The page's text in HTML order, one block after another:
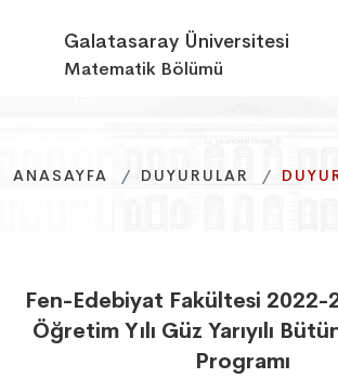
Galatasaray Üniversitesi
Matematik Bölümü
ANASAYFA DUYURULAR
ANASAYFA DUYURULAR
ANASAYFA DUYURULAR
Fen-Edebiyat Fakültesi 2022-
Öğretim Yılı Güz Yarıyılı
Programı